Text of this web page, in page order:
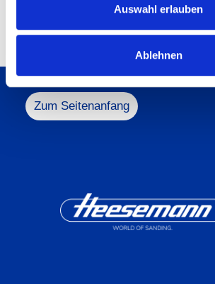
Auswahl erlauben
Ablehnen
Melden Sie sich gerne bei
+49 5731 188-0
Zum Seitenanfang